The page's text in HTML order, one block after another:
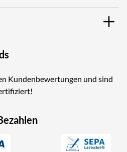
Kundenbewertungen und sind